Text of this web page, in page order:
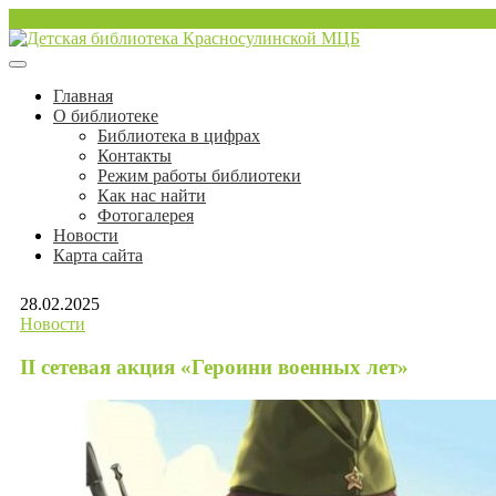
к
содержимому
Детская библиотека
Красносулинская Детская библиотека
Главная
О библиотеке
Библиотека в цифрах
Контакты
Режим работы библиотеки
Как нас найти
Фотогалерея
Новости
Карта сайта
28.02.2025
Новости
II сетевая акция «Героини военных лет»